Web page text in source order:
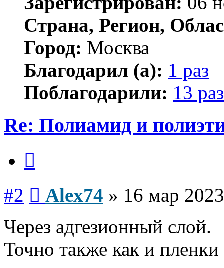
Страна, Регион,
Город: Москва
Благодарил (а): 1 раз
Поблагодарили: 13 раз
Re: Полиамид и
#2 Alex74 » 16 мар
Через адгезионный слой.
Точно также как и